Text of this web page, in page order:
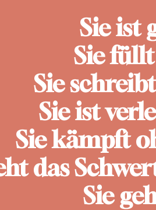
Sie ist
Sie
Sie
Sie ist
Sie kämpft
das
Sie